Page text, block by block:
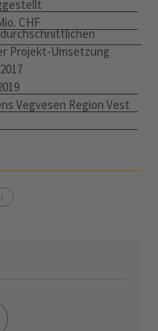
CHF
Projekt-Umsetzung
Vegvesen Region Vest